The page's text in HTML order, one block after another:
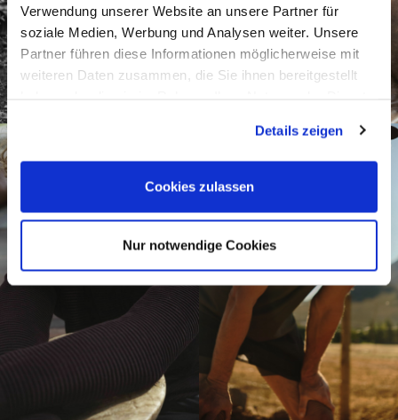
Verwendung unserer Website an unsere Partner für
soziale Medien, Werbung und Analysen weiter. Unsere
Partner führen diese Informationen möglicherweise mit
weiteren Daten zusammen, die Sie ihnen bereitgestellt
Details zeigen
Cookies zulassen
Nur notwendige Cookies